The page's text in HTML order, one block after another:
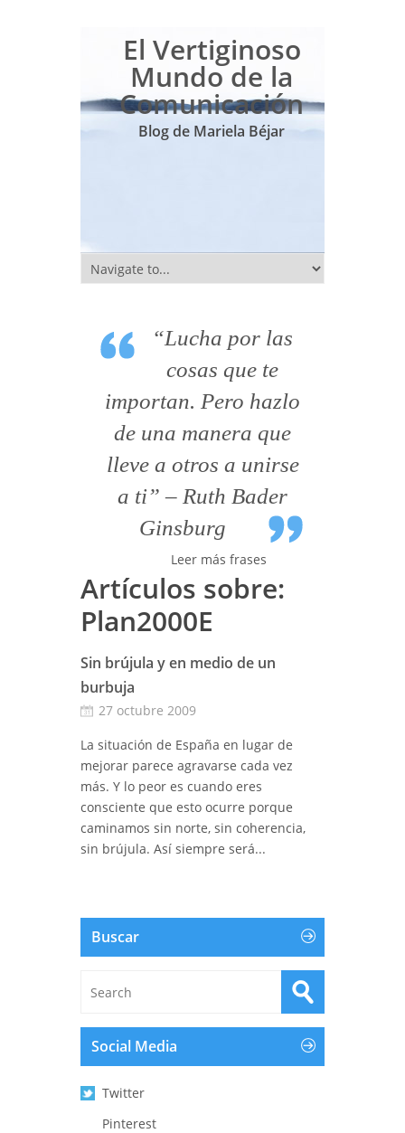
El Vertiginoso
Mundo de la
Comunicación
Blog de Mariela Béjar
“Lucha por las
cosas que te
importan. Pero hazlo
de una manera que
lleve a otros a unirse
a ti” – Ruth Bader
Ginsburg
Leer más frases
Artículos sobre:
Plan2000E
Sin brújula y en medio de un
burbuja
27 octubre 2009
La situación de España en lugar de
mejorar parece agravarse cada vez
más. Y lo peor es cuando eres
consciente que esto ocurre porque
caminamos sin norte, sin coherencia,
sin brújula. Así siempre será...
Buscar
Social Media
Twitter
Pinterest